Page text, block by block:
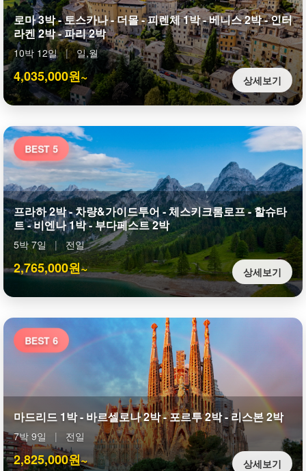
로마 3박 - 토스카나 - 더몰 - 피렌체 1박 - 베니스 2박 - 인터
라켄 2박 - 파리 2박
10박 12일 | 일,월
4,035,000원~ 상세보기
BEST 5
프라하 2박 - 차량&가이드투어 - 체스키크롬로프 - 할슈타
트 - 비엔나 1박 - 부다페스트 2박
5박 7일 | 전일
2,765,000원~ 상세보기
BEST 6
마드리드 1박 - 바르셀로나 2박 - 포르투 2박 - 리스본 2박
7박 9일 | 전일
2,825,000원~ 상세보기